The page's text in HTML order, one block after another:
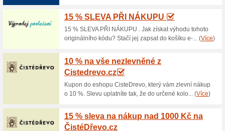
Aktuální slevy a
Akční nabídka
100% fungovalo Akce